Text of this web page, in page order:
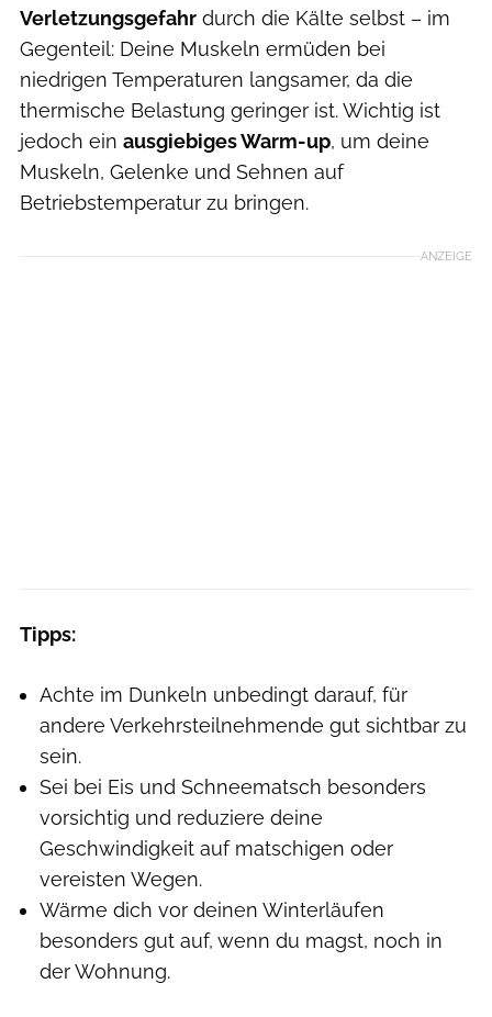
Verletzungsgefahr durch die Kälte selbst – im
Gegenteil: Deine Muskeln ermüden bei
niedrigen Temperaturen langsamer, da die
thermische Belastung geringer ist. Wichtig ist
jedoch ein ausgiebiges Warm-up, um deine
Muskeln, Gelenke und Sehnen auf
Betriebstemperatur zu bringen.
ANZEIGE
Tipps:
Achte im Dunkeln unbedingt darauf, für
andere Verkehrsteilnehmende gut sichtbar zu
sein.
Sei bei Eis und Schneematsch besonders
vorsichtig und reduziere deine
Geschwindigkeit auf matschigen oder
vereisten Wegen.
Wärme dich vor deinen Winterläufen
besonders gut auf, wenn du magst, noch in
der Wohnung.